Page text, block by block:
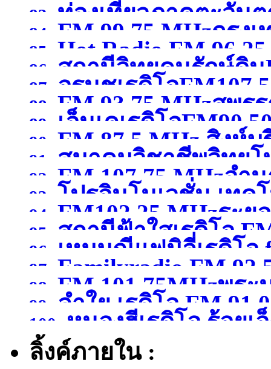
ปทุมธานี )
83. ท่องเที่ยวภาคตะวัน
84.
FM 99.75 MHzกรุง
กรุงเทพมหานคร )
85.
Hot Radio
สมุทรสาคร )
86.
สถานีวิทยุคนรักษ์ดิน
เชียงใหม่ )
87. อรนุชเรดิโอ
88. FM 93.75 MHzสุพร
89. เอ็นเคเรดิโอ
90. FM 87.5 MHz สิงห์บุ
91.
สมาคมวิชาชีพวิทยุ
จังหวัดนครปฐม(จังหวั
92. FM 107.75 MHzอำ
93. โปรอินโนเวชั่น เทค
สมุทรปราการ(จังหวัดส
94. FM102.25 MHzระย
95.
สถานีฟ้าใสเรดิโอ
สกลนคร )
96.
เหมมณีแฟมิลี่เรดิโอ
นครศรีธรรมราช(จังหวั
97. Familyradio FM
98. FM 101.75MHzพร
พระนครศรีอยุธยา )
99. ลำใย เรดิโอ FM
100.
หนองฮีเรดิโอ ร้อยเ
ลิ้งค์ภายใน :